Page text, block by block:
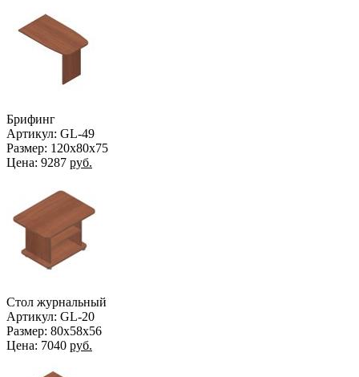
Брифинг
Артикул: GL-49
Размер: 120x80x75
Цена: 9287 руб.
Стол журнальный
Артикул: GL-20
Размер: 80х58х56
Цена: 7040 руб.